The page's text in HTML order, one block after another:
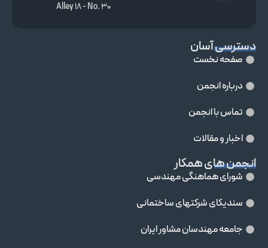
Alley 18 - No. 30
دسترسی آسان
صفحه نخست
درباره انجمن
تماس با انجمن
اخبار و مقالات
انجمن های همکار
شورای هماهنگی مهندسی
سندیکای شرکتهای ساختمانی
جامعه مهندسان مشاور ايران